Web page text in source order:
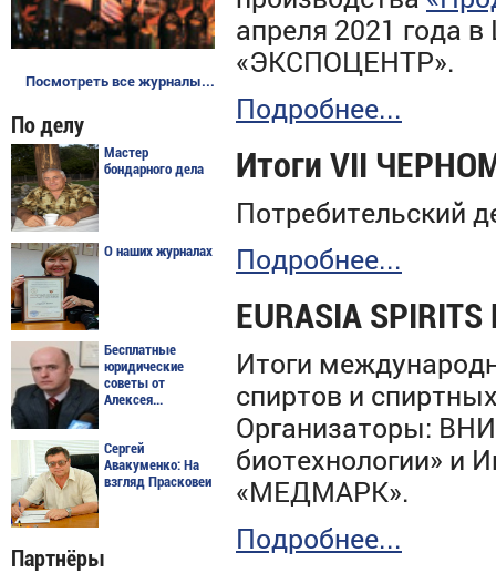
Посмотреть все журналы...
По делу
Мастер
бондарного дела
О наших журналах
Бесплатные
юридические
советы от
Алексея...
Сергей
Авакуменко: На
взгляд Прасковеи
Партнёры
апреля 2021 года
«ЭКСПОЦЕНТР».
Подробнее...
Итоги VII
Потребительский
Подробнее...
EURASIA SPIRITS
Итоги
спиртов и
Организаторы:
биотехнологии» и
«МЕДМАРК».
Подробнее...